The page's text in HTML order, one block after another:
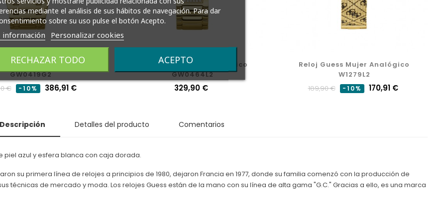
Hombre Analógico
GW0419G2
€ -10% Precio
386,91 €
Reloj Guess Mujer Analógico
GW0464L2
Precio
329,90 €
Reloj Guess Mujer Analógico
W1279L2
Precio
189,90 € -10% Precio
170,91 €
Detalles del producto Comentarios
piel azul y esfera blanca con caja dorada.
su primera línea de relojes a principios de 1980, dejaron Francia en 1977, donde su familia comenzó con la producción de
técnicas de mercado y moda. Los relojes Guess están de la mano con su línea de alta gama "G.C." Gracias a ello, es una marca
mediante el análisis de sus hábitos de navegación. Para dar
sobre su uso pulse el botón Acepto.
información Personalizar cookies
RECHAZAR TODO ACEPTO